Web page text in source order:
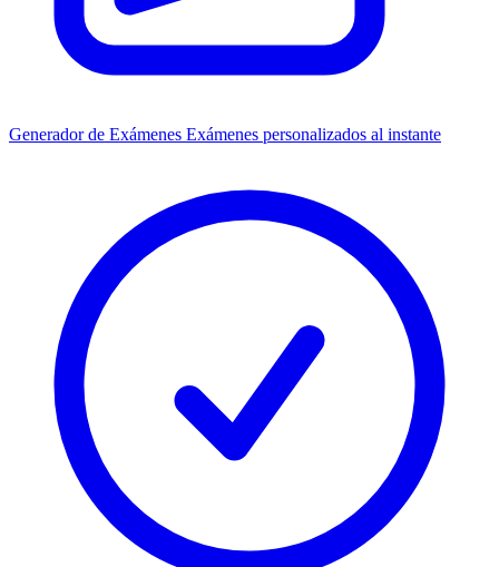
Generador de Exámenes Exámenes personalizados al instante